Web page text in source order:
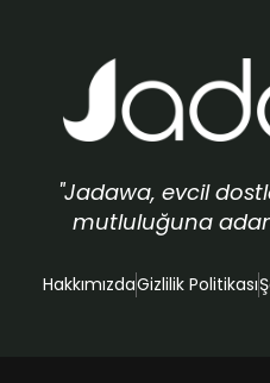
"Jadawa, evcil
mutluluğuna
HakkımızdaGizlilik Politikası